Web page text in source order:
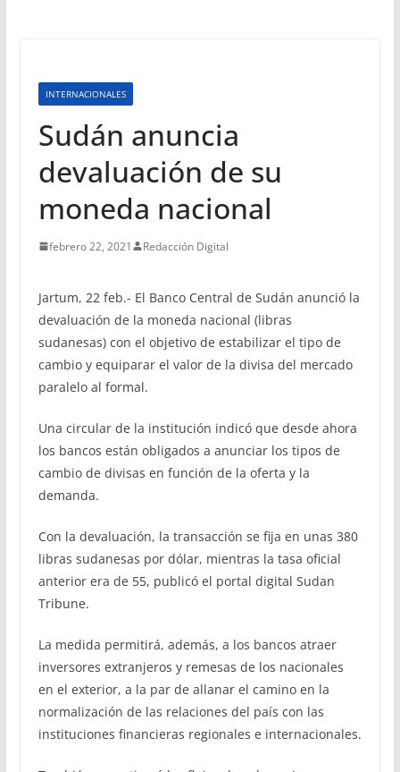
INTERNACIONALES
Sudán anuncia
devaluación de su
moneda nacional
febrero 22, 2021 Redacción Digital
Jartum, 22 feb.- El Banco Central de Sudán anunció la
devaluación de la moneda nacional (libras
sudanesas) con el objetivo de estabilizar el tipo de
cambio y equiparar el valor de la divisa del mercado
paralelo al formal.
Una circular de la institución indicó que desde ahora
los bancos están obligados a anunciar los tipos de
cambio de divisas en función de la oferta y la
demanda.
Con la devaluación, la transacción se fija en unas 380
libras sudanesas por dólar, mientras la tasa oficial
anterior era de 55, publicó el portal digital Sudan
Tribune.
La medida permitirá, además, a los bancos atraer
inversores extranjeros y remesas de los nacionales
en el exterior, a la par de allanar el camino en la
normalización de las relaciones del país con las
instituciones financieras regionales e internacionales.